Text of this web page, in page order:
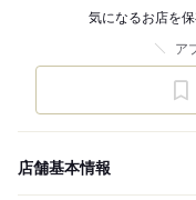
気になるお店を
ア
店舗基本情報